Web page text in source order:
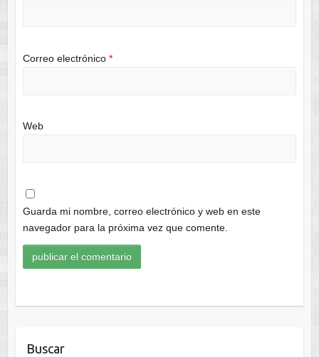
Correo electrónico *
Web
Guarda mi nombre, correo electrónico y web en este
navegador para la próxima vez que comente.
Buscar